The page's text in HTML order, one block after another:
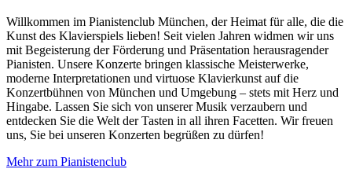
Willkommen im Pianistenclub München, der Heimat für alle, die die
Kunst des Klavierspiels lieben! Seit vielen Jahren widmen wir uns
mit Begeisterung der Förderung und Präsentation herausragender
Pianisten. Unsere Konzerte bringen klassische Meisterwerke,
moderne Interpretationen und virtuose Klavierkunst auf die
Konzertbühnen von München und Umgebung – stets mit Herz und
Hingabe. Lassen Sie sich von unserer Musik verzaubern und
entdecken Sie die Welt der Tasten in all ihren Facetten. Wir freuen
uns, Sie bei unseren Konzerten begrüßen zu dürfen!
Mehr zum Pianistenclub